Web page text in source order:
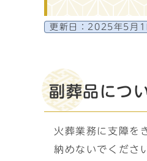
更新日： 2025年5月1
副葬品につ
火葬業務に支障を
納めないでくださ